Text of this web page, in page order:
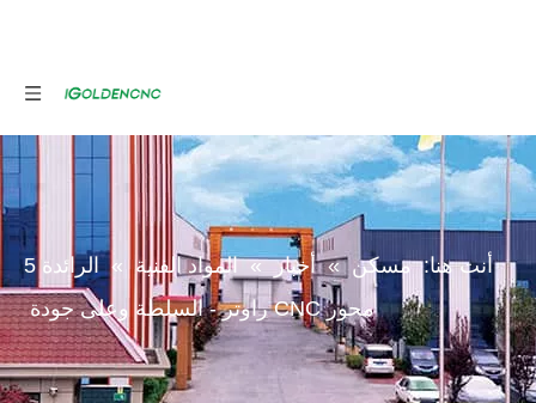
أنت هنا: مسكن » أخبار » المواد الفنية »
الرائدة 5
محور CNC راوتر - السلطة وعلى جودة